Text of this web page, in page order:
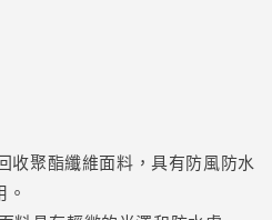
收聚酯纖維面料，具有防風防水